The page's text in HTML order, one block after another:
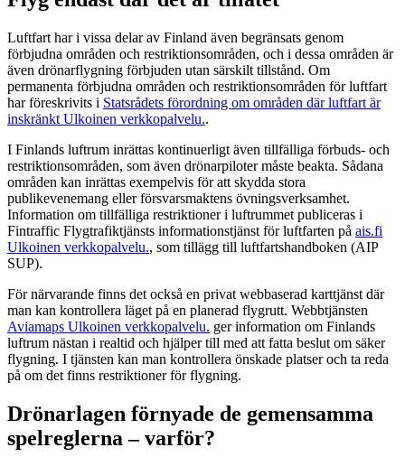
Luftfart har i vissa delar av Finland även begränsats genom
förbjudna områden och restriktionsområden, och i dessa områden är
även drönarflygning förbjuden utan särskilt tillstånd. Om
permanenta förbjudna områden och restriktionsområden för luftfart
har föreskrivits i Statsrådets förordning om områden där luftfart är
inskränkt Ulkoinen verkkopalvelu..
I Finlands luftrum inrättas kontinuerligt även tillfälliga förbuds- och
restriktionsområden, som även drönarpiloter måste beakta. Sådana
områden kan inrättas exempelvis för att skydda stora
publikevenemang eller försvarsmaktens övningsverksamhet.
Information om tillfälliga restriktioner i luftrummet publiceras i
Fintraffic Flygtrafiktjänsts informationstjänst för luftfarten på ais.fi
Ulkoinen verkkopalvelu., som tillägg till luftfartshandboken (AIP
SUP).
För närvarande finns det också en privat webbaserad karttjänst där
man kan kontrollera läget på en planerad flygrutt. Webbtjänsten
Aviamaps Ulkoinen verkkopalvelu. ger information om Finlands
luftrum nästan i realtid och hjälper till med att fatta beslut om säker
flygning. I tjänsten kan man kontrollera önskade platser och ta reda
på om det finns restriktioner för flygning.
Drönarlagen förnyade de gemensamma
spelreglerna – varför?